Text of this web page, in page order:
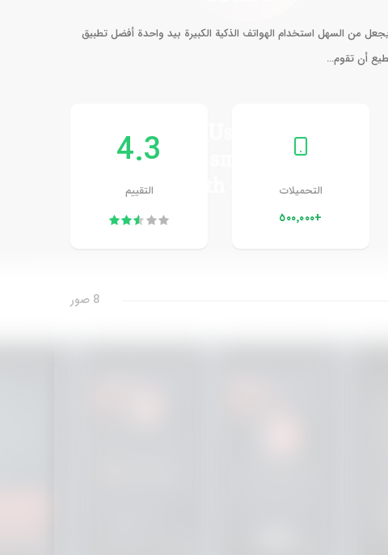
من السهل استخدام الهواتف الذكية الكبيرة بيد واحدة أفضل تطبيق
أن تقوم…
التحميلات
+٥٠٠٬٠٠٠
4.3
التقييم
8 صور